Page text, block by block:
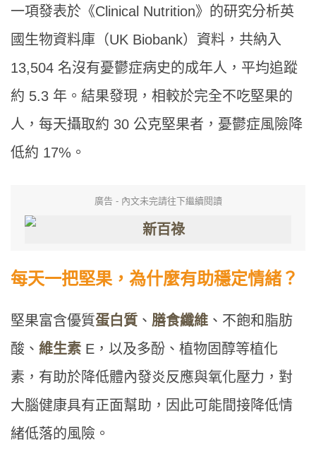
一項發表於《Clinical Nutrition》的研究分析英
國生物資料庫（UK Biobank）資料，共納入
13,504 名沒有憂鬱症病史的成年人，平均追蹤
約 5.3 年。結果發現，相較於完全不吃堅果的
人，每天攝取約 30 公克堅果者，憂鬱症風險降
低約 17%。
廣告 - 內文未完請往下繼續閱讀
每天一把堅果，為什麼有助穩定情緒？
堅果富含優質蛋白質 、 膳食纖維 、不飽和脂肪
酸、 維生素 E，以及多酚、植物固醇等植化
素，有助於降低體內發炎反應與氧化壓力，對
大腦健康具有正面幫助，因此可能間接降低情
緒低落的風險。